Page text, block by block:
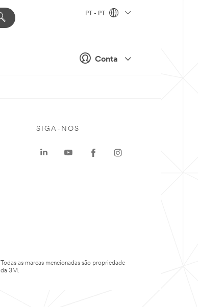
Conta
PT - PT
SIGA-NOS
Todas as marcas mencionadas são propriedade
da 3M.